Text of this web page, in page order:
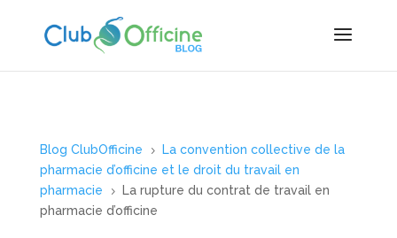
Blog ClubOfficine 5
La convention collective de la
pharmacie d’officine et le droit du travail en
pharmacie
5
La rupture du contrat de travail en
pharmacie d’officine